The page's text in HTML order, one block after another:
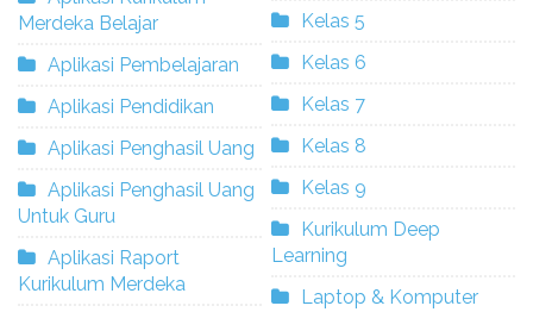
Merdeka Belajar
Aplikasi Pembelajaran
Aplikasi Pendidikan
Aplikasi Penghasil Uang
Aplikasi Penghasil Uang
Untuk Guru
Aplikasi Raport
Kurikulum Merdeka
Kelas 5
Kelas 6
Kelas 7
Kelas 8
Kelas 9
Kurikulum Deep
Learning
Laptop & Komputer